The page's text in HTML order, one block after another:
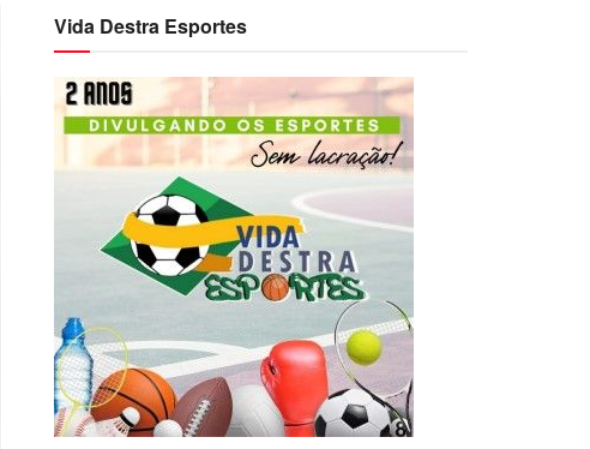
Vida Destra Esportes